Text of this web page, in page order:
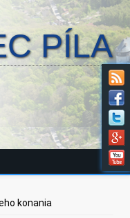
PÍLA
konania